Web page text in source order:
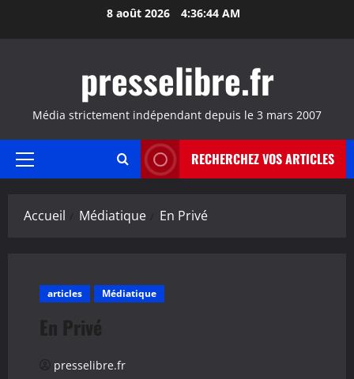
8 août 2026 4:36:45 AM
presselibre.fr
Média strictement indépendant depuis le 3 mars 2007
Menu
RECHERCHEZ VOS ARTICLES
Accueil Médiatique En Privé
articles Médiatique
En Privé
presselibre.fr